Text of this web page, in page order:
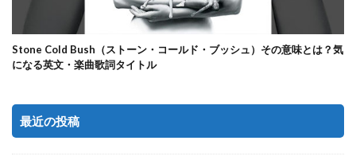
Stone Cold Bush（ストーン・コールド・ブッシュ）その意味とは？気
になる英文・楽曲歌詞タイトル
最近の投稿